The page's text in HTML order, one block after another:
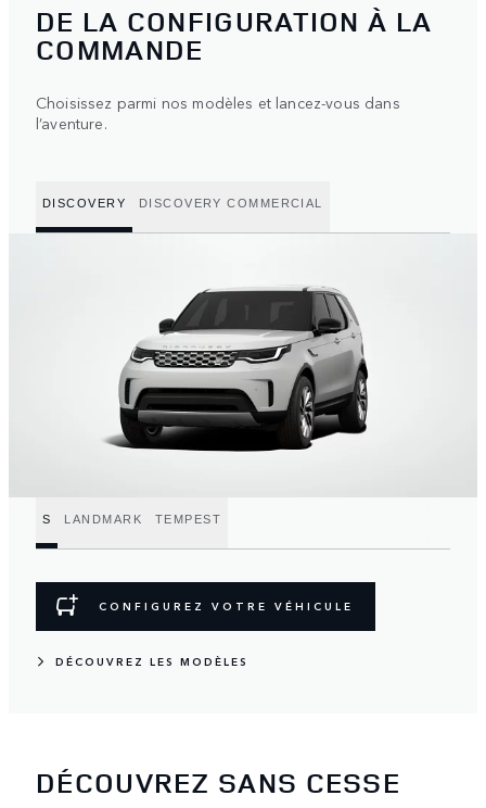
DE LA CONFIGURATION À LA
COMMANDE
Choisissez parmi nos modèles et lancez-vous dans
l’aventure.
DISCOVERY DISCOVERY COMMERCIAL
S LANDMARK TEMPEST
CONFIGUREZ VOTRE VÉHICULE
DÉCOUVREZ LES MODÈLES
DÉCOUVREZ SANS CESSE